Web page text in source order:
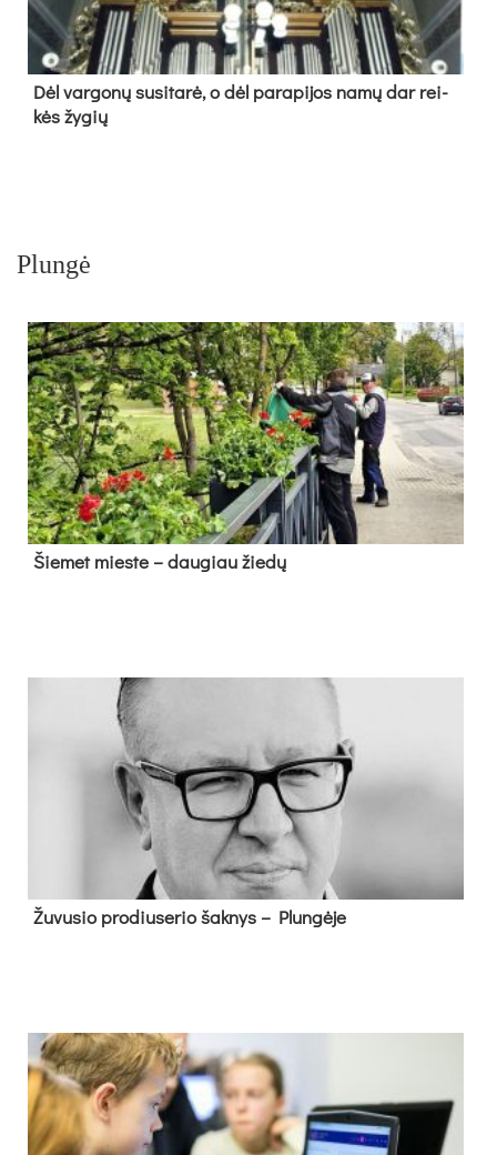
Dėl var­go­nų su­si­ta­rė, o dėl pa­ra­pi­jos na­mų dar rei­
kės žy­gių
Plungė
Šie­met mies­te – dau­giau žie­dų
Žu­vu­sio pro­diu­se­rio šak­nys – Plun­gė­je